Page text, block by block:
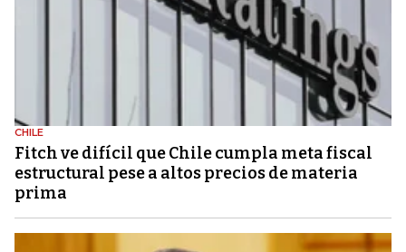
CHILE
Fitch ve difícil que Chile cumpla meta fiscal
estructural pese a altos precios de materia
prima